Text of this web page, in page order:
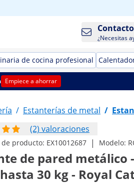
Contacto
¿Necesitas
de cocina profesional
Empiece a ahorrar
/ Estanterías de metal /
(2) valoraciones
producto: EX10012687 | Modelo:
de pared metálico
30 kg - Royal